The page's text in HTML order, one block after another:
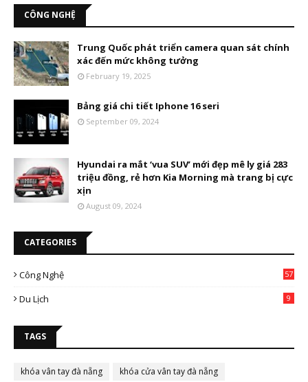
CÔNG NGHỆ
Trung Quốc phát triển camera quan sát chính
xác đến mức không tưởng
February 19, 2025
Bảng giá chi tiết Iphone 16 seri
September 09, 2024
Hyundai ra mắt ‘vua SUV’ mới đẹp mê ly giá 283
triệu đồng, rẻ hơn Kia Morning mà trang bị cực
xịn
August 09, 2024
CATEGORIES
Công Nghệ 57
Du Lịch 9
TAGS
khóa vân tay đà nẵng
khóa cửa vân tay đà nẵng